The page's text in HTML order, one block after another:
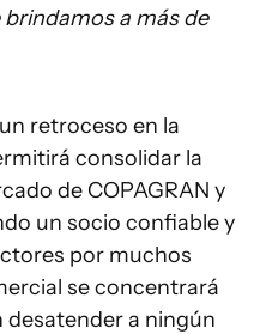
a más de
retroceso en la
consolidar la
de COPAGRAN y
un socio confiable y
por muchos
se concentrará
desatender a ningún